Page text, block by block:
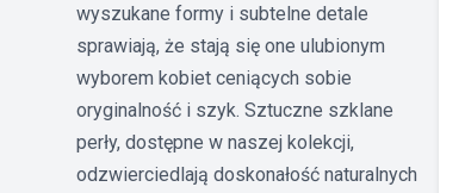
wyszukane formy i subtelne detale
sprawiają, że stają się one ulubionym
wyborem kobiet ceniących sobie
oryginalność i szyk. Sztuczne szklane
perły, dostępne w naszej kolekcji,
odzwierciedlają doskonałość naturalnych